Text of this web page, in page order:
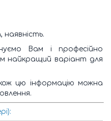
Вам і професійно
найкращий варіант для
цю інформацію можна